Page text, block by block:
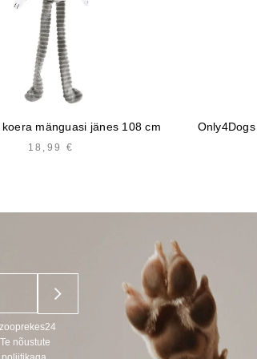
mänguasi jänes 108 cm
18,99 €
nõustute